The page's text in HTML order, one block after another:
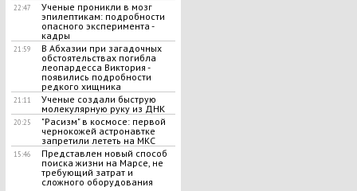
22:47
Ученые проникли в мозг
эпилептикам: подробности
опасного эксперимента -
кадры
21:59
B Aбxaзии при загадочных
обстоятельствах погибла
леопардесса Виктория -
появились подробности
редкого хищника
21:11
Ученые создали быструю
молекулярную руку из ДНК
20:25
"Расизм" в космосе: первой
чернокожей астронавтке
запретили лететь на МКС
15:46
Представлен новый способ
поиска жизни на Марсе, не
требующий затрат и
сложного оборудования